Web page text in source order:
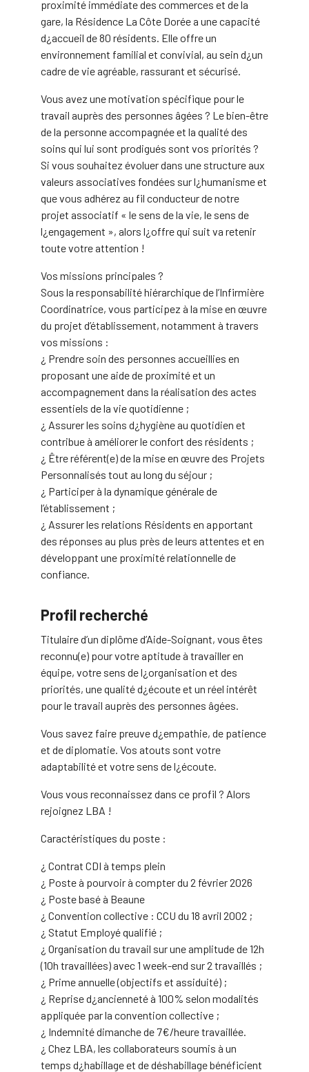
proximité immédiate des commerces et de la
gare, la Résidence La Côte Dorée a une capacité
d¿accueil de 80 résidents. Elle offre un
environnement familial et convivial, au sein d¿un
cadre de vie agréable, rassurant et sécurisé.
Vous avez une motivation spécifique pour le
travail auprès des personnes âgées ? Le bien-être
de la personne accompagnée et la qualité des
soins qui lui sont prodigués sont vos priorités ?
Si vous souhaitez évoluer dans une structure aux
valeurs associatives fondées sur l¿humanisme et
que vous adhérez au fil conducteur de notre
projet associatif « le sens de la vie, le sens de
l¿engagement », alors l¿offre qui suit va retenir
toute votre attention !
Vos missions principales ?
Sous la responsabilité hiérarchique de l’Infirmière
Coordinatrice, vous participez à la mise en œuvre
du projet d’établissement, notamment à travers
vos missions :
¿ Prendre soin des personnes accueillies en
proposant une aide de proximité et un
accompagnement dans la réalisation des actes
essentiels de la vie quotidienne ;
¿ Assurer les soins d¿hygiène au quotidien et
contribue à améliorer le confort des résidents ;
¿ Être référent(e) de la mise en œuvre des Projets
Personnalisés tout au long du séjour ;
¿ Participer à la dynamique générale de
l’établissement ;
¿ Assurer les relations Résidents en apportant
des réponses au plus près de leurs attentes et en
développant une proximité relationnelle de
confiance.
Profil recherché
Titulaire d’un diplôme d’Aide-Soignant, vous êtes
reconnu(e) pour votre aptitude à travailler en
équipe, votre sens de l¿organisation et des
priorités, une qualité d¿écoute et un réel intérêt
pour le travail auprès des personnes âgées.
Vous savez faire preuve d¿empathie, de patience
et de diplomatie. Vos atouts sont votre
adaptabilité et votre sens de l¿écoute.
Vous vous reconnaissez dans ce profil ? Alors
rejoignez LBA !
Caractéristiques du poste :
¿ Contrat CDI à temps plein
¿ Poste à pourvoir à compter du 2 février 2026
¿ Poste basé à Beaune
¿ Convention collective : CCU du 18 avril 2002 ;
¿ Statut Employé qualifié ;
¿ Organisation du travail sur une amplitude de 12h
(10h travaillées) avec 1 week-end sur 2 travaillés ;
¿ Prime annuelle (objectifs et assiduité) ;
¿ Reprise d¿ancienneté à 100% selon modalités
appliquée par la convention collective ;
¿ Indemnité dimanche de 7€/heure travaillée.
¿ Chez LBA, les collaborateurs soumis à un
temps d¿habillage et de déshabillage bénéficient